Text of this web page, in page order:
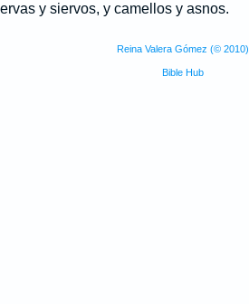
y siervos, y camellos y asnos.
Reina Valera Gómez (© 2010)
Bible Hub